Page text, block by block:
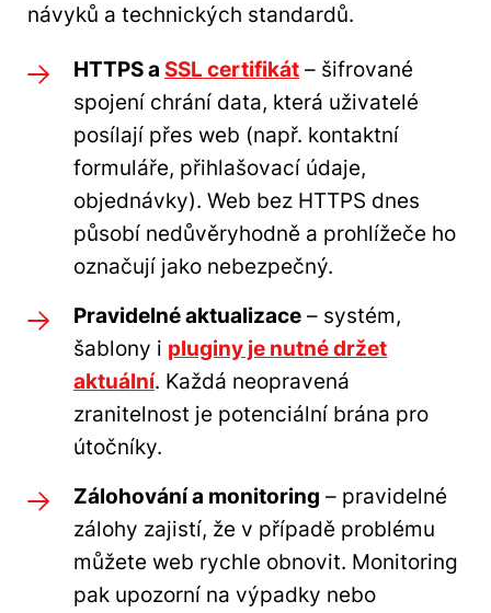
návyků a technických standardů.
HTTPS a SSL certifikát – šifrované
spojení chrání data, která uživatelé
posílají přes web (např. kontaktní
formuláře, přihlašovací údaje,
objednávky). Web bez HTTPS dnes
působí nedůvěryhodně a prohlížeče ho
označují jako nebezpečný.
Pravidelné aktualizace – systém,
šablony i pluginy je nutné držet
aktuální. Každá neopravená
zranitelnost je potenciální brána pro
útočníky.
Zálohování a monitoring – pravidelné
zálohy zajistí, že v případě problému
můžete web rychle obnovit. Monitoring
pak upozorní na výpadky nebo